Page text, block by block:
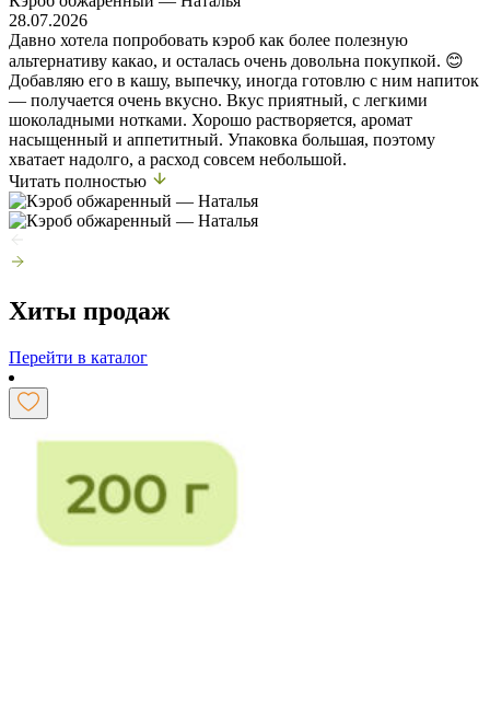
28.07.2026
Давно хотела попробовать кэроб как более полезную
альтернативу какао, и осталась очень довольна покупкой. 😊
Добавляю его в кашу, выпечку, иногда готовлю с ним напиток
— получается очень вкусно. Вкус приятный, с легкими
шоколадными нотками. Хорошо растворяется, аромат
насыщенный и аппетитный. Упаковка большая, поэтому
хватает надолго, а расход совсем небольшой.
Читать полностью
Хиты продаж
Перейти в каталог